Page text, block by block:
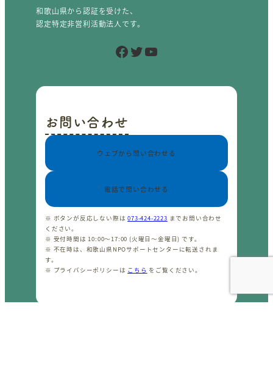
和歌山県から認証を受けた、
認定特定非営利活動法人です。
Facebook Twitter YouTube
お問い合わせ
ウェブから問い合わせる
電話で問い合わせる
※ ボタンが反応しない際は073-424-2223 までお問い合わせ
ください。
※ 受付時間は 10:00〜17:00 (火曜日〜金曜日) です。
※ 不在時は、和歌山県NPOサポートセンターに転送されま
す。
※ プライバシーポリシーは こちら をご覧ください。